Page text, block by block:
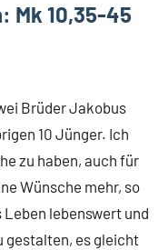
Mk 10,35-45
Brüder Jakobus
10 Jünger. Ich
zu haben, auch für
Wünsche mehr, so
lebenswert und
gestalten, es gleicht